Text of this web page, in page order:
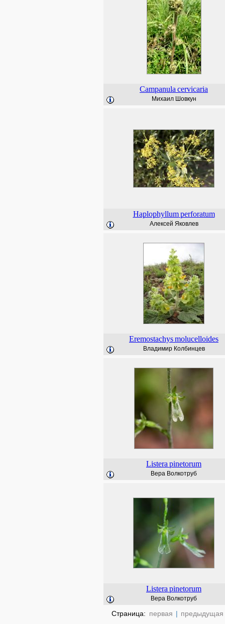
Campanula cervicaria
Михаил Шовкун
Haplophyllum perforatum
Алексей Яковлев
Eremostachysmolucelloides
Владимир Колбинцев
Listera pinetorum
Вера Волкотруб
Listera pinetorum
Вера Волкотруб
Страница: первая | предыдущая